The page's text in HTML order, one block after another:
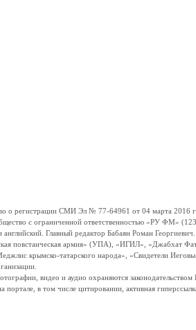
регистрации СМИ Эл № 77-64961 от 04 марта 2016
с ограниченной ответственностью «РУ ФМ»
Главный редактор Бабаян Роман
повстанческая армия» (УПА), «ИГИЛ»,
крымско-татарского народа», «Свидетели
видео и аудио охраняются
в том числе цитировании, активная